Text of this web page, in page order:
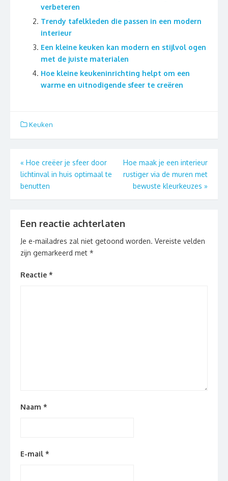
verbeteren
Trendy tafelkleden die passen in een modern
interieur
Een kleine keuken kan modern en stijlvol ogen
met de juiste materialen
Hoe kleine keukeninrichting helpt om een
warme en uitnodigende sfeer te creëren
Keuken
Berichtnavigatie
« Hoe creëer je sfeer door
lichtinval in huis optimaal te
benutten
Hoe maak je een interieur
rustiger via de muren met
bewuste kleurkeuzes »
Een reactie achterlaten
Je e-mailadres zal niet getoond worden. Vereiste velden
zijn gemarkeerd met *
Reactie *
Naam *
E-mail *